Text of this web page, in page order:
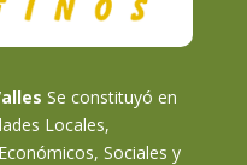
Se constituyó en
Locales,
Sociales y